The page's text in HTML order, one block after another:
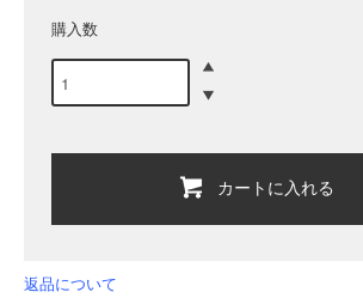
購入数
カートに入れる
返品について